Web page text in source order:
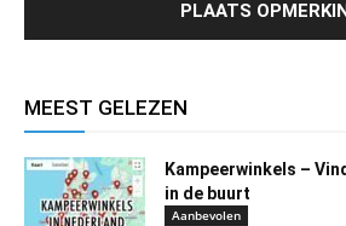
MEEST GELEZEN
Kampeerwinkels –
in de buurt
Aanbevolen